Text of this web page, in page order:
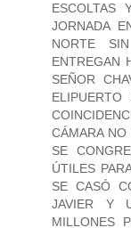
ESCOLTAS
JORNADA
NORTE
ENTREGAN
SEÑOR
CÁMARA
SE
ÚTILES
SE CASÓ
JAVIER Y
MILLONES